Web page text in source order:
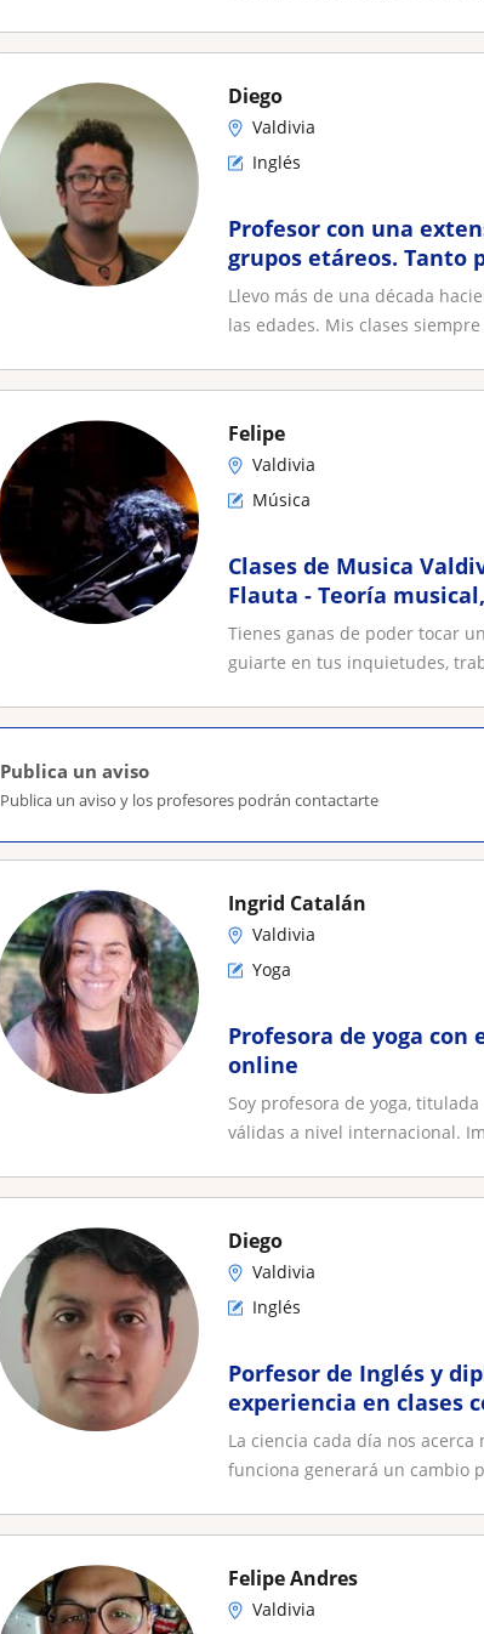
Diego
Valdivia
Inglés
Profesor con una
grupos etáreos. Tanto
empresas
Llevo más de una década
las edades. Mis clases
Felipe
Valdivia
Música
Clases de Musica
Flauta - Teoría
composición, juego,
Tienes ganas de poder tocar
guiarte en tus inquietudes,
Publica un aviso
Publica un aviso y los profesores podrán contactarte
Ingrid Catalán
Valdivia
Yoga
Profesora de yoga con
online
Soy profesora de yoga,
válidas a nivel internacional.
Diego
Valdivia
Inglés
Porfesor de Inglés y
experiencia en clases
La ciencia cada día nos
funciona generará un cambio
Felipe Andres
Valdivia